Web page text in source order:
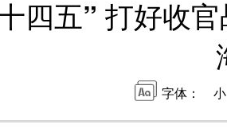
四五” 打好收
字体： 小